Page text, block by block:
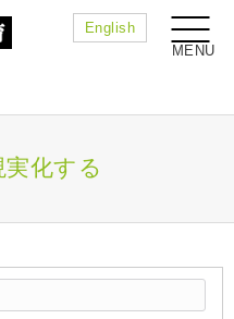
English
化する